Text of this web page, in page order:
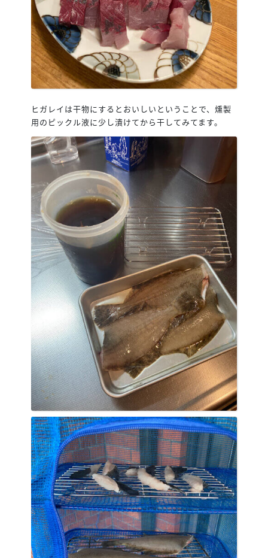
ヒガレイは干物にするとおいしいということで、燻製
用のピックル液に少し漬けてから干してみてます。